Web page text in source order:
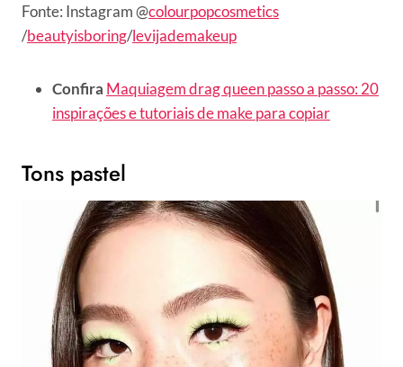
Fonte: Instagram @colourpopcosmetics
/beautyisboring/levijademakeup
Confira Maquiagem drag queen passo a passo: 20
inspirações e tutoriais de make para copiar
Tons pastel